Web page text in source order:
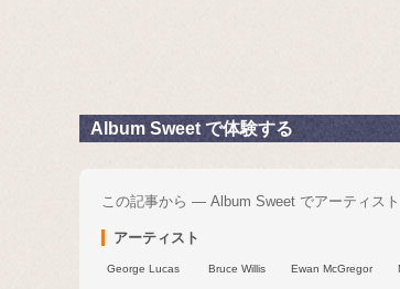
Album Sweet で体験する
この記事から — Album Sweet でアーティス
アーティスト
George Lucas Bruce Willis Ewan McGregor